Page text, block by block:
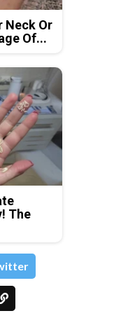
Neck Or
Of...
The